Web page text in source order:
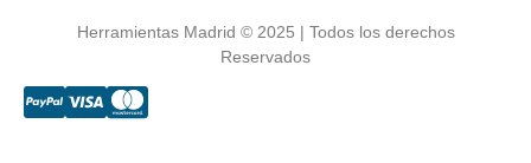
Herramientas Madrid © 2025 | Todos los derechos
Reservados